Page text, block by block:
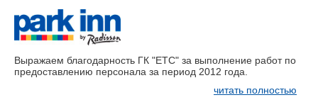
Выражаем благодарность ГК "ЕТС" за выполнение работ по
предоставлению персонала за период 2012 года.
читать полностью